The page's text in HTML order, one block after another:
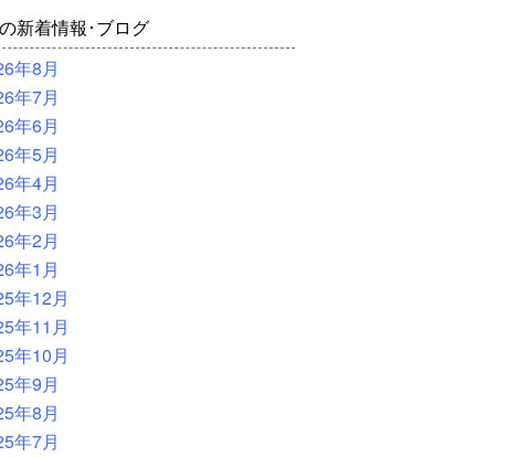
新着情報･ブログ
年8月
年7月
年6月
年5月
年4月
年3月
年2月
年1月
年12月
年11月
年10月
年9月
年8月
年7月